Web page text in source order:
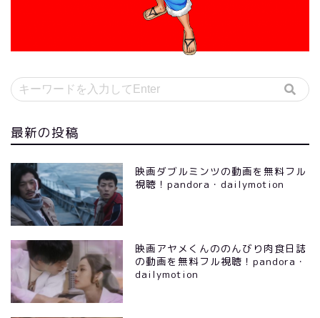
最新の投稿
映画ダブルミンツの動画を無料フル
視聴！pandora・dailymotion
映画アヤメくんののんびり肉食日誌
の動画を無料フル視聴！pandora・
dailymotion